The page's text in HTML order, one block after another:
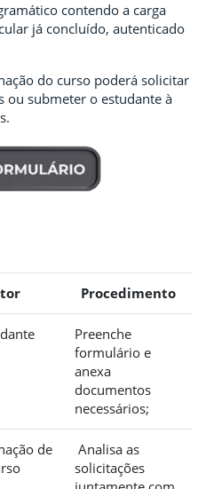
contendo a carga
já concluído, autenticado
do curso poderá solicitar
ou submeter o estudante à
Procedimento
Preenche
formulário e
anexa
documentos
necessários;
de
Analisa as
solicitações